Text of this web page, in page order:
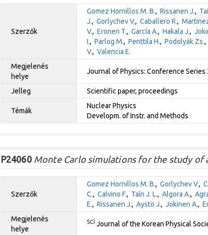
Szerzők
Gomez Hornillos M. B., Rissanen J.,
J., Gorlychev V., Caballero R.,
V., Eronen T., García A., Hakala J.,
I., Parlog M., Penttila H., Podolyák Zs.,
V., Valencia E.
Megjelenés
helye
Journal of Physics: Conference Series
Jelleg Scientific paper, proceedings
Témák
Nuclear Physics
Developm. of Instr. and Methods
P24060Monte Carlo simulations for the study of
Szerzők
Gomez Hornillos M. B., Gorlychev V.,
C., Calvino F., Taín J. L., Algora A.,
E., Rissanen J., Aystö J., Jokinen A.,
Megjelenés
helye
SCI Journal of the Korean Physical